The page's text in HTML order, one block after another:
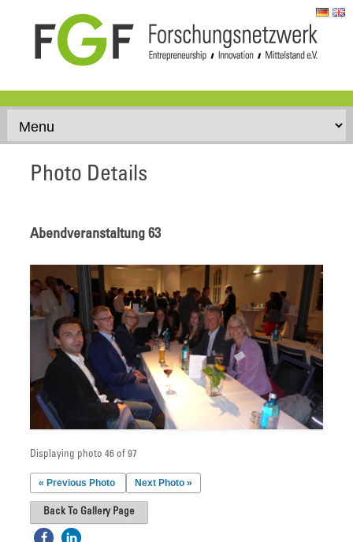
Skip to content
Photo Details
Abendveranstaltung 63
Displaying photo 46 of 97
« Previous Photo Next Photo »
Back To Gallery Page